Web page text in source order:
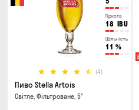
Гіркота
18 IBU
Щільність
11 %
(4)
Пиво Stella Artois
Світле, Фільтроване, 5°